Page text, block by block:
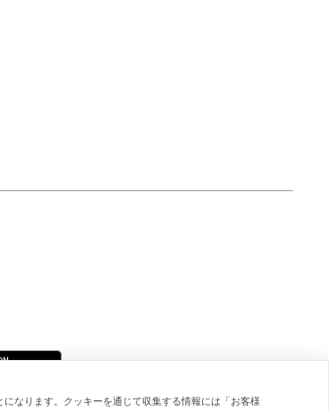
なります。クッキーを通じて収集する情報には「お客様